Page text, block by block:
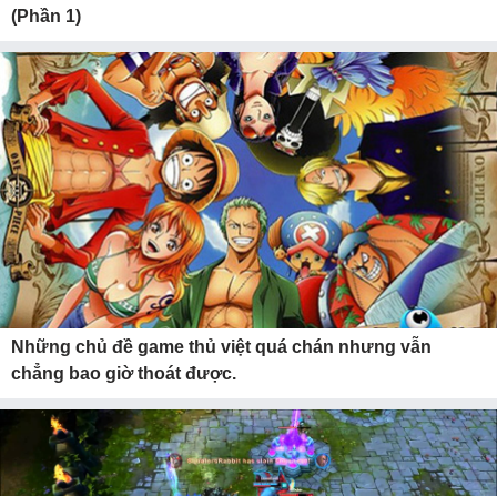
(Phần 1)
Những chủ đề game thủ việt quá chán nhưng vẫn
chẳng bao giờ thoát được.